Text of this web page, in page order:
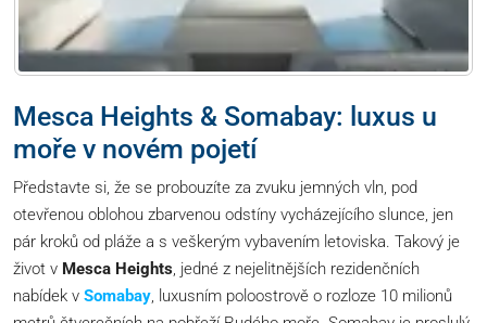
Mesca Heights & Somabay: luxus u
moře v novém pojetí
Představte si, že se probouzíte za zvuku jemných vln, pod
otevřenou oblohou zbarvenou odstíny vycházejícího slunce, jen
pár kroků od pláže a s veškerým vybavením letoviska. Takový je
život v Mesca Heights , jedné z nejelitnějších rezidenčních
nabídek v Somabay , luxusním poloostrově o rozloze 10 milionů